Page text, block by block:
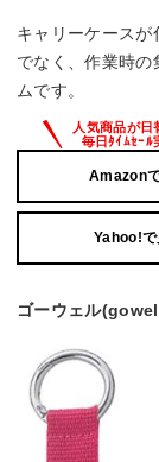
キャリーケースが
でなく、作業時の
ムです。
Amazon
Yahoo!で
ゴーウェル